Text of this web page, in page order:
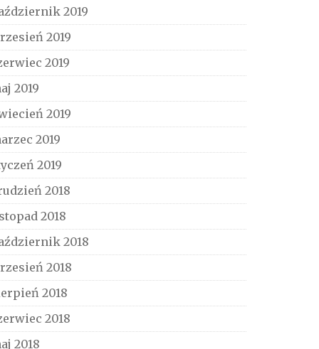
2019
2019
2019
2019
2019
2019
2019
2018
2018
2018
2018
2018
2018
2018